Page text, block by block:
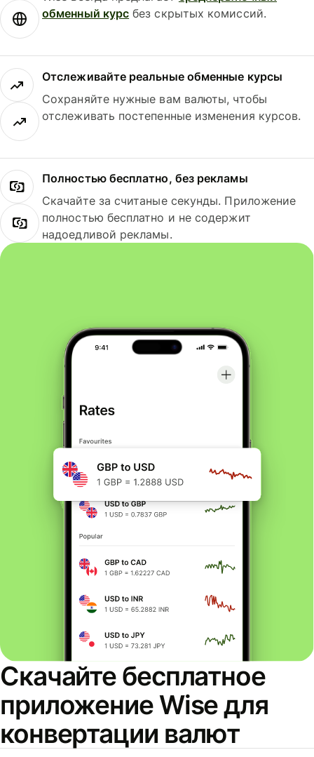
обменный курс без скрытых комиссий.
Отслеживайте реальные обменные курсы
Сохраняйте нужные вам валюты, чтобы
отслеживать постепенные изменения курсов.
Полностью бесплатно, без рекламы
Скачайте за считаные секунды. Приложение
полностью бесплатно и не содержит
надоедливой рекламы.
Скачайте бесплатное
приложение Wise для
конвертации валют